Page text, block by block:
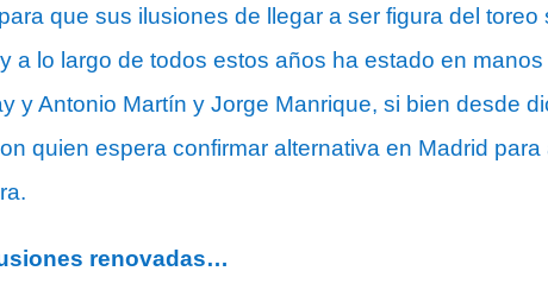
que sus ilusiones de llegar a ser figura del toreo
y a lo largo de todos estos años ha estado en
y Antonio Martín y Jorge Manrique, si bien desde
quien espera confirmar alternativa en Madrid
renovadas…